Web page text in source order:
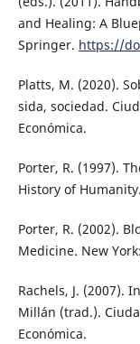
and Healing: A
Springer. https://
Platts, M. (2020).
sida, sociedad.
Económica.
Porter, R. (1997).
History of
Porter, R. (2002).
Medicine. New
Rachels, J. (2007).
Millán (trad.).
Económica.